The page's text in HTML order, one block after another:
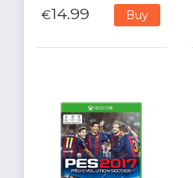
€14.99 Buy